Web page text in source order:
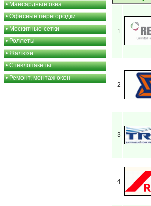
•Мансардные окна
•Офисные перегородки
•Москитные сетки
•Роллеты
•Жалюзи
•Стеклопакеты
•Ремонт, монтаж окон
1
2
3
4